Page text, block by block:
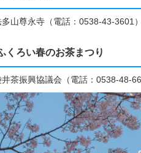
多山尊永寺（電話：0538-43-3601）
くろい春のお茶まつり
井茶振興協議会（電話：0538-48-